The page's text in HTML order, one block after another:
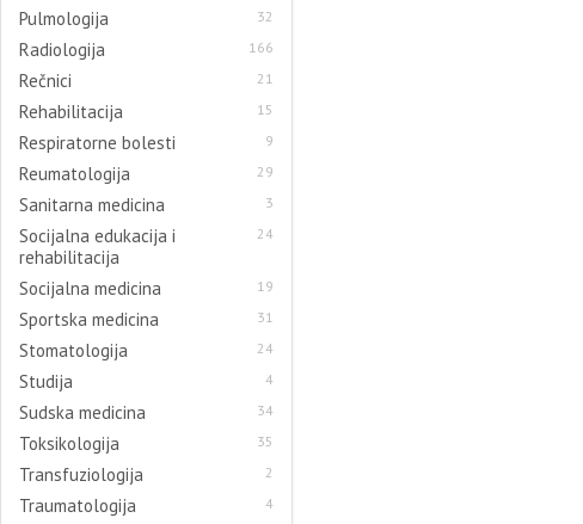
Pulmologija 32
Radiologija 166
Rečnici 21
Rehabilitacija 15
Respiratorne bolesti 9
Reumatologija 29
Sanitarna medicina 3
Socijalna edukacija i
rehabilitacija
24
Socijalna medicina 19
Sportska medicina 31
Stomatologija 24
Studija 4
Sudska medicina 34
Toksikologija 35
Transfuziologija 2
Traumatologija 4